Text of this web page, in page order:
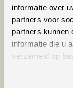
informatie over
partners voor
partners kunnen
informatie die u
verzameld op